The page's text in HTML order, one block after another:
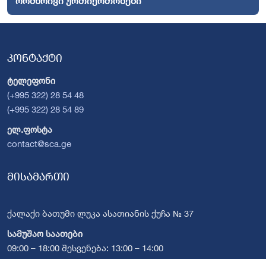
კონტაქტი
ტელეფონი
(+995 322) 28 54 48
(+995 322) 28 54 89
ელ.ფოსტა
contact@sca.ge
მისამართი
ქალაქი ბათუმი ლუკა ასათიანის ქუჩა № 37
სამუშაო საათები
09:00 – 18:00 შესვენება: 13:00 – 14:00